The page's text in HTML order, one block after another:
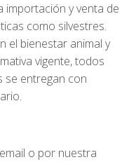
importación y venta de
como silvestres.
el bienestar animal y
vigente, todos
se entregan con
o por nuestra